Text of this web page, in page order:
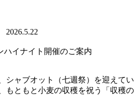
ハイナイト開催のご案内
シャブオット（七週祭）を迎えてい
もともと小麦の収穫を祝う「収穫の